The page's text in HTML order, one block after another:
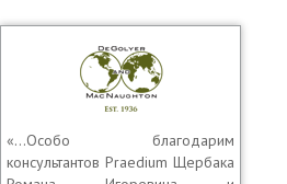
«…Особо благодарим
консультантов Praedium Щербака